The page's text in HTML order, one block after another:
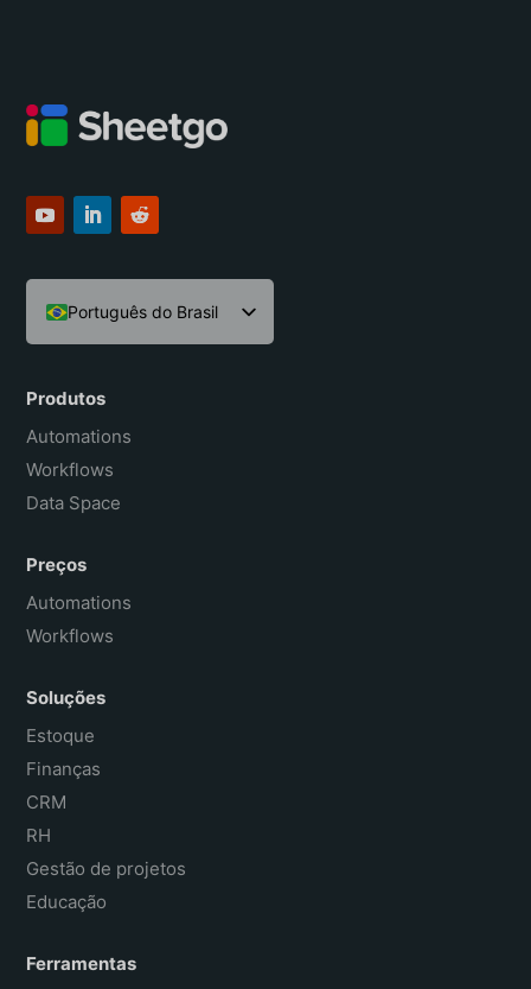
Português do Brasil
English
Español
Français
Produtos
Automations
Workflows
Data Space
Preços
Automations
Workflows
Soluções
Estoque
Finanças
CRM
RH
Gestão de projetos
Educação
Ferramentas